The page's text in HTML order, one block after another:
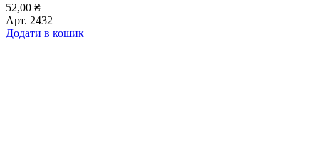
52,00 ₴
Арт. 2432
Додати в кошик